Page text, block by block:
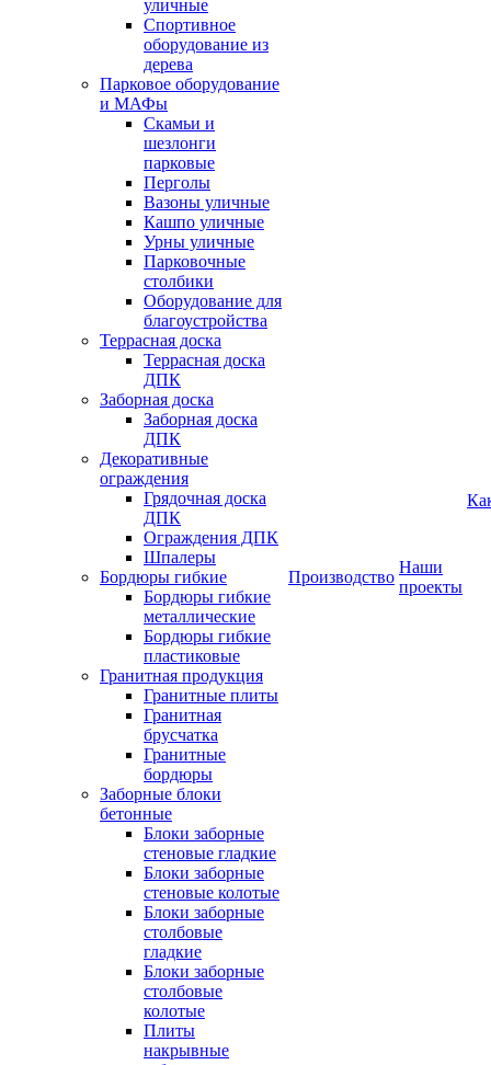
уличные
Спортивное
оборудование из
дерева
Парковое оборудование
и МАФы
Скамьи и
шезлонги
парковые
Перголы
Вазоны уличные
Кашпо уличные
Урны уличные
Парковочные
столбики
Оборудование для
благоустройства
Террасная доска
Террасная доска
ДПК
Заборная доска
Заборная доска
ДПК
Декоративные
ограждения
Грядочная доска
ДПК
Ограждения ДПК
Шпалеры
Бордюры гибкие
Бордюры гибкие
металлические
Бордюры гибкие
пластиковые
Гранитная продукция
Гранитные плиты
Гранитная
брусчатка
Гранитные
бордюры
Заборные блоки
бетонные
Блоки заборные
стеновые гладкие
Блоки заборные
стеновые колотые
Блоки заборные
столбовые
гладкие
Блоки заборные
столбовые
колотые
Плиты
накрывные
Производство
Наши
проекты